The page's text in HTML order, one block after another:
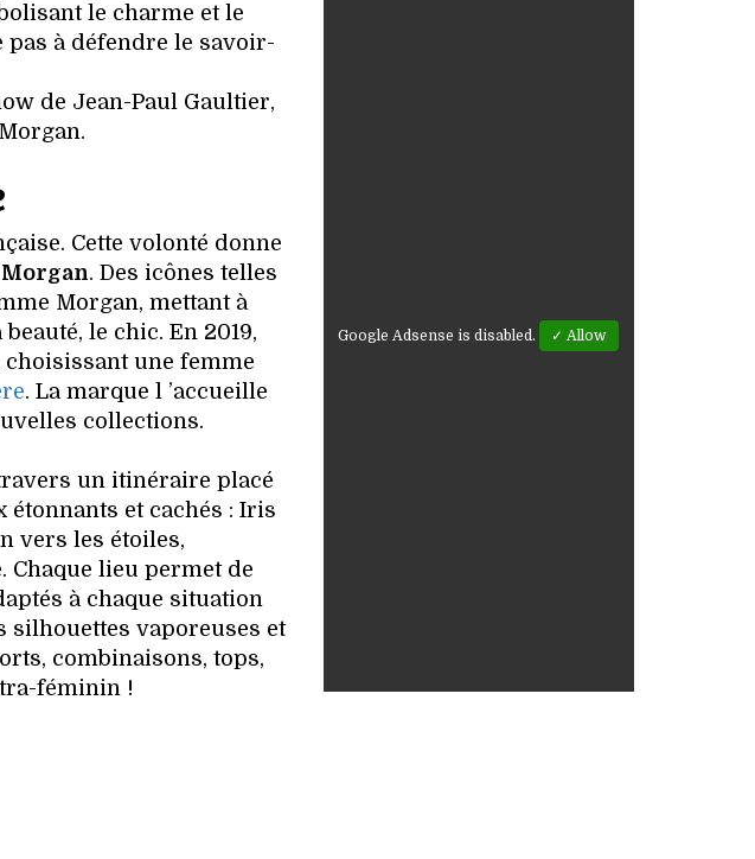
le charme et le
à défendre le savoir-
de Jean-Paul Gaultier,
Cette volonté donne
Morgan. Des icônes telles
Morgan, mettant à
le chic. En 2019,
une femme
. La marque l ’accueille
collections.
un itinéraire placé
et cachés : Iris
vers les étoiles,
Chaque lieu permet de
à chaque situation
silhouettes vaporeuses et
combinaisons, tops,
féminin !
Google Adsense is disabled. ✓ Allow